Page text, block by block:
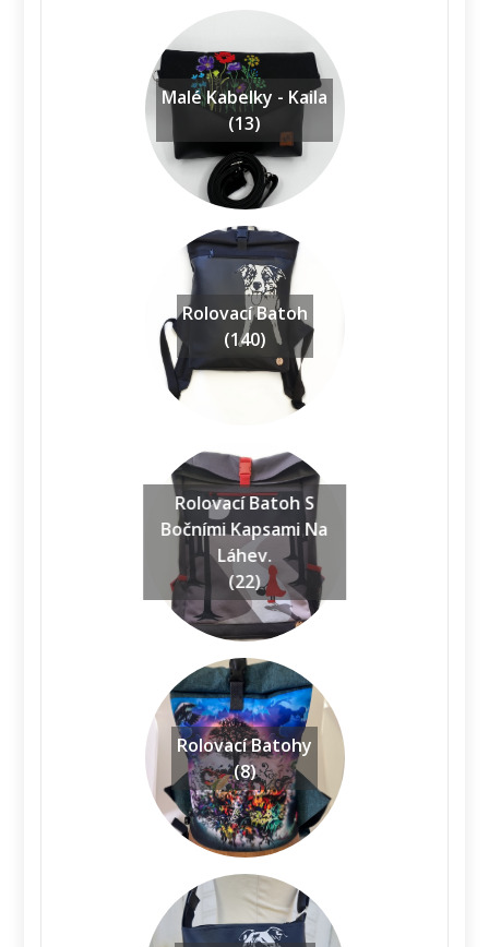
Malé Kabelky - Kaila
(13)
Rolovací Batoh
(140)
Rolovací Batoh S
Bočními Kapsami Na
Láhev.
(22)
Rolovací Batohy
(8)